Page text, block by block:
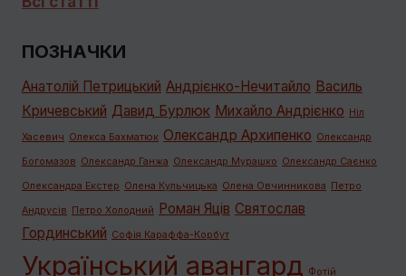
ПОЗНАЧКИ
Анатолій Петрицький Андрієнко-Нечитайло Василь
Кричевський Давид Бурлюк Михайло Андрієнко Ніл
Хасевич Олекса Бахматюк Олександр Архипенко Олександр
Богомазов Олександр Ганжа Олександр Мурашко Олександр Саєнко
Олександра Екстер Олена Кульчицька Олена Овчинникова Петро
Андрусів Петро Холодний Роман Яців Святослав
Гординський Софія Караффа-Корбут
Український авангард Фотій